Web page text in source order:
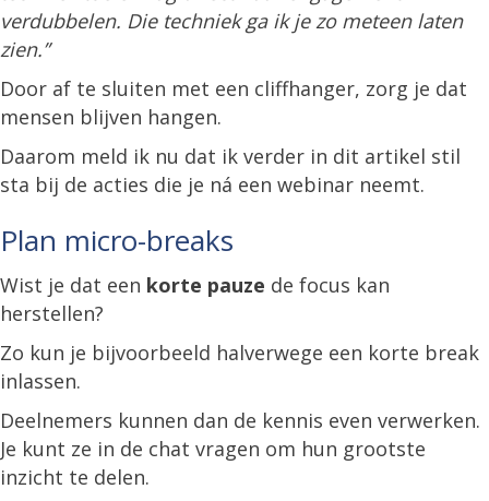
verdubbelen. Die techniek ga ik je zo meteen laten
zien.”
Door af te sluiten met een cliffhanger, zorg je dat
mensen blijven hangen.
Daarom meld ik nu dat ik verder in dit artikel stil
sta bij de acties die je ná een webinar neemt.
Plan micro-breaks
Wist je dat een korte pauze de focus kan
herstellen?
Zo kun je bijvoorbeeld halverwege een korte break
inlassen.
Deelnemers kunnen dan de kennis even verwerken.
Je kunt ze in de chat vragen om hun grootste
inzicht te delen.